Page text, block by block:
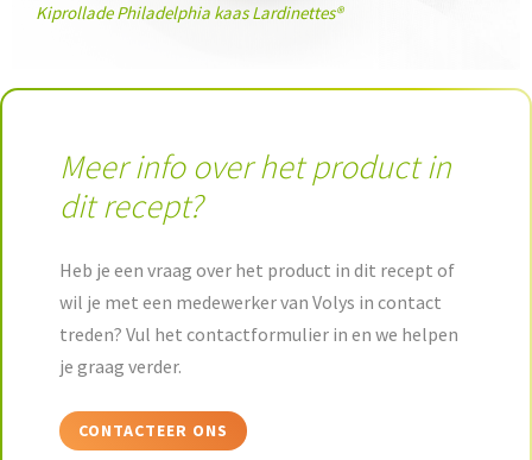
Kiprollade Philadelphia kaas Lardinettes®
Meer info over het product in
dit recept?
Heb je een vraag over het product in dit recept of
wil je met een medewerker van Volys in contact
treden? Vul het contactformulier in en we helpen
je graag verder.
CONTACTEER ONS